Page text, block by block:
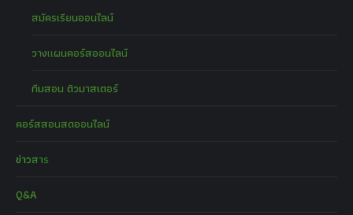
สมัครเรียนออนไลน์
วางแผนคอร์สออนไลน์
ทีมสอน ติวมาสเตอร์
คอร์สสอนสดออนไลน์
ข่าวสาร
Q&A